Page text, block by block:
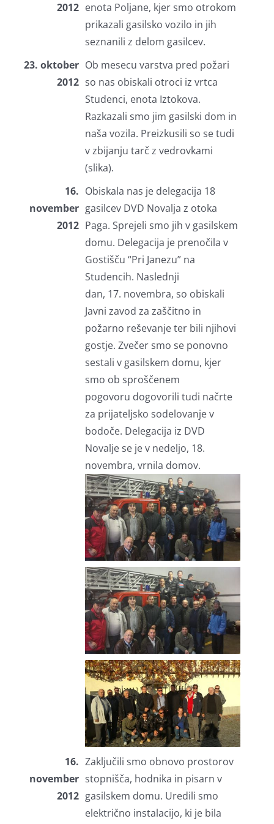
2012 enota Poljane, kjer smo otrokom
prikazali gasilsko vozilo in jih
seznanili z delom gasilcev.
23. oktober
2012
Ob mesecu varstva pred požari
so nas obiskali otroci iz vrtca
Studenci, enota Iztokova.
Razkazali smo jim gasilski dom in
naša vozila. Preizkusili so se tudi
v zbijanju tarč z vedrovkami
(slika).
16.
november
2012
Obiskala nas je delegacija 18
gasilcev DVD Novalja z otoka
Paga. Sprejeli smo jih v gasilskem
domu. Delegacija je prenočila v
Gostišču “Pri Janezu” na
Studencih. Naslednji
dan, 17. novembra, so obiskali
Javni zavod za zaščitno in
požarno reševanje ter bili njihovi
gostje. Zvečer smo se ponovno
sestali v gasilskem domu, kjer
smo ob sproščenem
pogovoru dogovorili tudi načrte
za prijateljsko sodelovanje v
bodoče. Delegacija iz DVD
Novalje se je v nedeljo, 18.
novembra, vrnila domov.
16.
november
2012
Zaključili smo obnovo prostorov
stopnišča, hodnika in pisarn v
gasilskem domu. Uredili smo
električno instalacijo, ki je bila